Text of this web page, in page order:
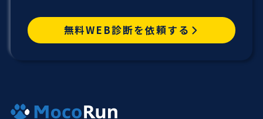
無料WEB診断を依頼する